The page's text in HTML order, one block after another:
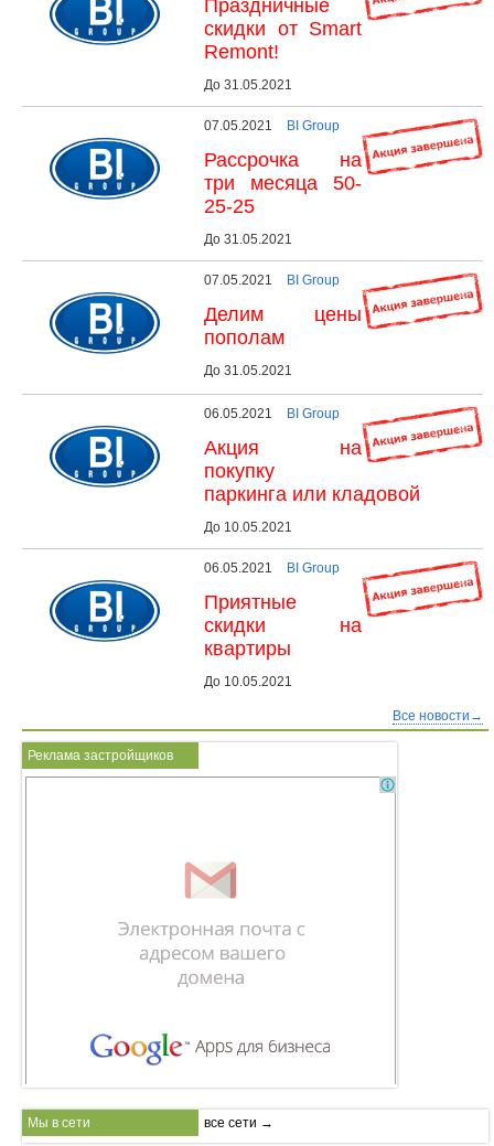
Праздничные
скидки от Smart
Remont!
До 31.05.2021
07.05.2021 BI Group
Рассрочка на
три месяца 50-
25-25
До 31.05.2021
07.05.2021 BI Group
Делим цены
пополам
До 31.05.2021
06.05.2021 BI Group
Акция на
покупку
паркинга или кладовой
До 10.05.2021
06.05.2021 BI Group
Приятные
скидки на
квартиры
До 10.05.2021
Все новости→
Реклама застройщиков
Мы в сети все сети →